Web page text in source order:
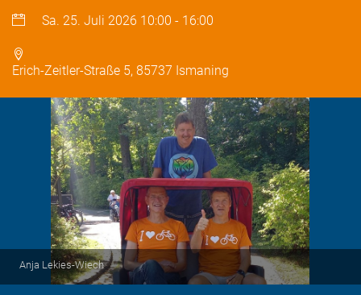
Sa. 25. Juli 2026 10:00 - 16:00
Erich-Zeitler-Straße 5, 85737 Ismaning
Anja Lekies-Wiech